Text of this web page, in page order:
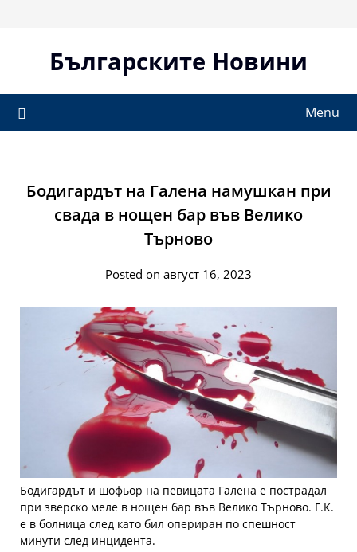
Българските Новини
Menu
Бодигардът на Галена намушкан при
свада в нощен бар във Велико
Търново
Posted on август 16, 2023
Бодигардът и шофьор на певицата Галена е пострадал
при зверско меле в нощен бар във Велико Търново. Г.К.
е в болница след като бил опериран по спешност
минути след инцидента.